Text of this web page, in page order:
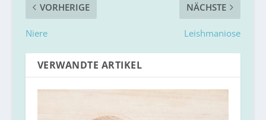
VORHERIGE
Niere
NÄCHSTE
Leishmaniose
VERWANDTE ARTIKEL